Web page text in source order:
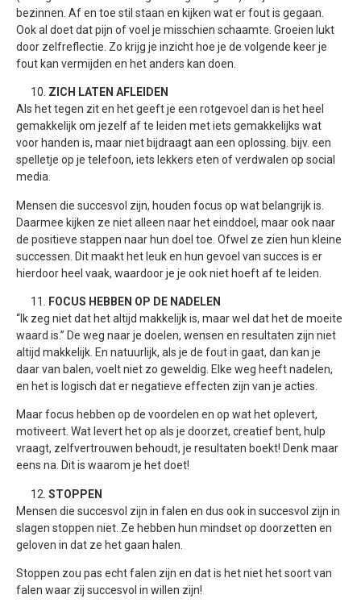
bezinnen. Af en toe stil staan en kijken wat er fout is gegaan.
Ook al doet dat pijn of voel je misschien schaamte. Groeien lukt
door zelfreflectie. Zo krijg je inzicht hoe je de volgende keer je
fout kan vermijden en het anders kan doen.
ZICH LATEN AFLEIDEN
Als het tegen zit en het geeft je een rotgevoel dan is het heel
gemakkelijk om jezelf af te leiden met iets gemakkelijks wat
voor handen is, maar niet bijdraagt aan een oplossing. bijv. een
spelletje op je telefoon, iets lekkers eten of verdwalen op social
media.
Mensen die succesvol zijn, houden focus op wat belangrijk is.
Daarmee kijken ze niet alleen naar het einddoel, maar ook naar
de positieve stappen naar hun doel toe. Ofwel ze zien hun kleine
successen. Dit maakt het leuk en hun gevoel van succes is er
hierdoor heel vaak, waardoor je je ook niet hoeft af te leiden.
FOCUS HEBBEN OP DE NADELEN
“Ik zeg niet dat het altijd makkelijk is, maar wel dat het de moeite
waard is.” De weg naar je doelen, wensen en resultaten zijn niet
altijd makkelijk. En natuurlijk, als je de fout in gaat, dan kan je
daar van balen, voelt niet zo geweldig. Elke weg heeft nadelen,
en het is logisch dat er negatieve effecten zijn van je acties.
Maar focus hebben op de voordelen en op wat het oplevert,
motiveert. Wat levert het op als je doorzet, creatief bent, hulp
vraagt, zelfvertrouwen behoudt, je resultaten boekt! Denk maar
eens na. Dit is waarom je het doet!
STOPPEN
Mensen die succesvol zijn in falen en dus ook in succesvol zijn in
slagen stoppen niet. Ze hebben hun mindset op doorzetten en
geloven in dat ze het gaan halen.
Stoppen zou pas echt falen zijn en dat is het niet het soort van
falen waar zij succesvol in willen zijn!